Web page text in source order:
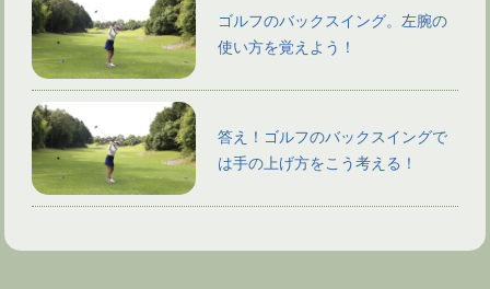
ゴルフのバックスイング。左腕の
使い方を覚えよう！
答え！ゴルフのバックスイングで
は手の上げ方をこう考える！